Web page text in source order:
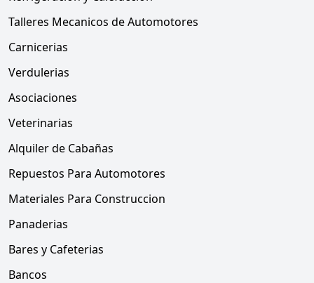
Talleres Mecanicos de Automotores
Carnicerias
Verdulerias
Asociaciones
Veterinarias
Alquiler de Cabañas
Repuestos Para Automotores
Materiales Para Construccion
Panaderias
Bares y Cafeterias
Bancos